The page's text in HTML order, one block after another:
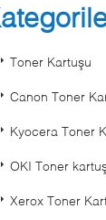
Toner Kartuşu
Canon Toner
Kyocera Toner
OKI Toner
Xerox Toner